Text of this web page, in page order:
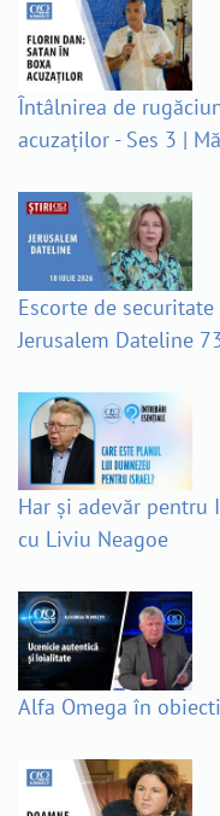
Întâlnirea de
acuzaților - Ses 3 |
Escorte de
Jerusalem Dateline
Har și adevăr pentru
cu Liviu Neagoe
Alfa Omega în